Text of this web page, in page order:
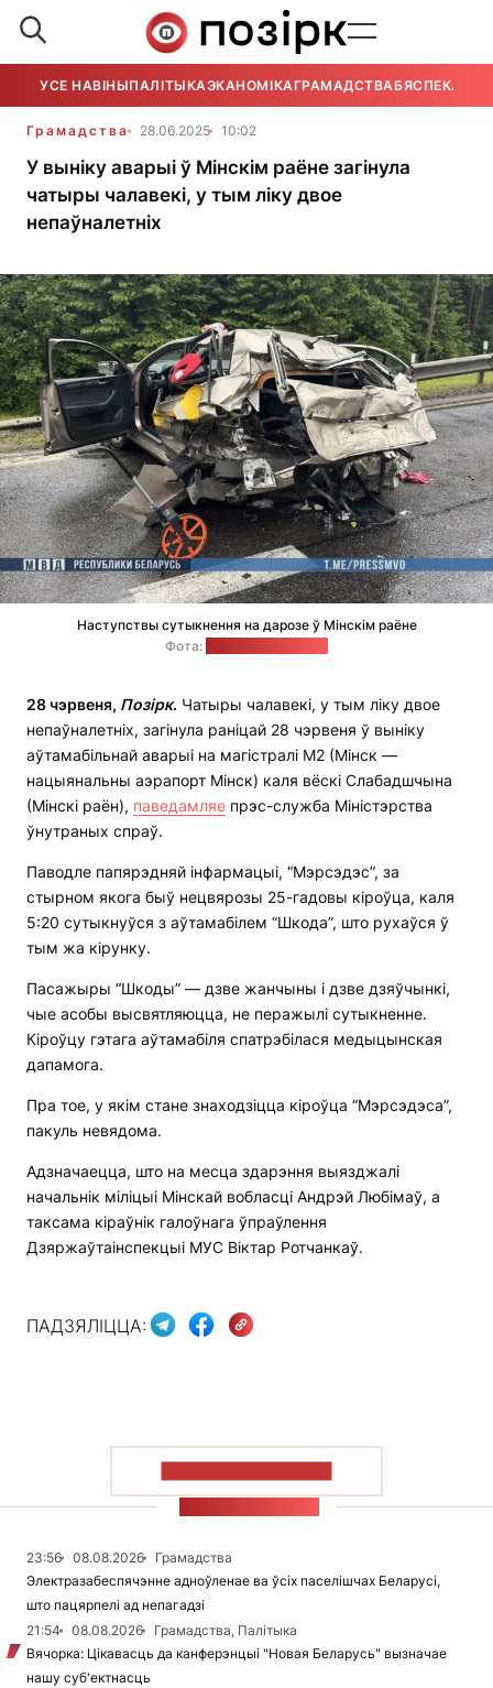
УСЕ НАВІНЫПАЛІТЫКАЭКАНОМІКАГРАМАДСТВАБЯСПЕКА
Грамадства 28.06.2025 10:02
У выніку аварыі ў Мінскім раёне загінула
чатыры чалавекі, у тым ліку двое
непаўналетніх
Наступствы сутыкнення на дарозе ў Мінскім раёне
Фота:
28 чэрвеня, Позірк. Чатыры чалавекі, у тым ліку двое
непаўналетніх, загінула раніцай 28 чэрвеня ў выніку
аўтамабільнай аварыі на магістралі М2 (Мінск —
нацыянальны аэрапорт Мінск) каля вёскі Слабадшчына
(Мінскі раён), паведамляе прэс-служба Міністэрства
ўнутраных спраў.
Паводле папярэдняй інфармацыі, “Мэрсэдэс”, за
стырном якога быў нецвярозы 25-гадовы кіроўца, каля
5:20 сутыкнуўся з аўтамабілем “Шкода”, што рухаўся ў
тым жа кірунку.
Пасажыры “Шкоды” — дзве жанчыны і дзве дзяўчынкі,
чые асобы высвятляюцца, не перажылі сутыкненне.
Кіроўцу гэтага аўтамабіля спатрэбілася медыцынская
дапамога.
Пра тое, у якім стане знаходзіцца кіроўца “Мэрсэдэса”,
пакуль невядома.
Адзначаецца, што на месца здарэння выязджалі
начальнік міліцыі Мінскай вобласці Андрэй Любімаў, а
таксама кіраўнік галоўнага ўпраўлення
Дзяржаўтаінспекцыі МУС Віктар Ротчанкаў.
ПАДЗЯЛІЦЦА:
23:56 08.08.2026
Грамадства
Электразабеспячэнне адноўленае ва ўсіх паселішчах Беларусі,
што пацярпелі ад непагадзі
21:54
08.08.2026
Грамадства, Палітыка
Вячорка: Цікавасць да канферэнцыі "Новая Беларусь" вызначае
нашу суб'ектнасць